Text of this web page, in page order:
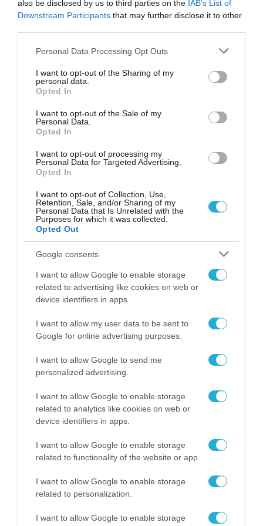
also be disclosed by us to third parties on the IAB’s List of
Downstream Participants that may further disclose it to other
Please note that this website/app uses one or more Google
not limited to your visit or usage behaviour. You may click to
grant or deny consent to Google and its third-party tags to
use your data for below specified purposes in below Google
consent section.
Personal Data Processing Opt Outs
I want to opt-out of the Sharing of my
personal data.
Opted In
I want to opt-out of the Sale of my
Personal Data.
Opted In
I want to opt-out of processing my
Personal Data for Targeted Advertising.
Opted In
I want to opt-out of Collection, Use,
Retention, Sale, and/or Sharing of my
Personal Data that Is Unrelated with the
Purposes for which it was collected.
Opted Out
Google consents
I want to allow Google to enable storage
related to advertising like cookies on web or
device identifiers in apps.
I want to allow my user data to be sent to
Google for online advertising purposes.
I want to allow Google to send me
personalized advertising.
I want to allow Google to enable storage
related to analytics like cookies on web or
device identifiers in apps.
I want to allow Google to enable storage
related to functionality of the website or app.
I want to allow Google to enable storage
related to personalization.
I want to allow Google to enable storage
Nürburgring
Limited
harness
● Steel half-roll
cage + rear seat
removal
car limited edition
● Ultra Lightning
● Carbon fiber
aerodynamic
underbody panel
o Free
available through
authorized Xiaomi
EV service centers
814,900
● Carbon fiber
dual-vent hood
● Carbon fiber
exterior package
(carbon fiber
mirrors, side skirts)